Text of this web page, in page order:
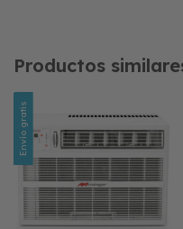
Productos
Envío gratis